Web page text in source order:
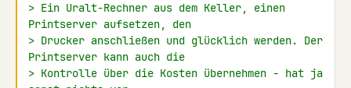
> Ein Uralt-Rechner aus dem Keller, einen
Printserver aufsetzen, den
> Drucker anschließen und glücklich werden. Der
Printserver kann auch die
> Kontrolle über die Kosten übernehmen - hat ja